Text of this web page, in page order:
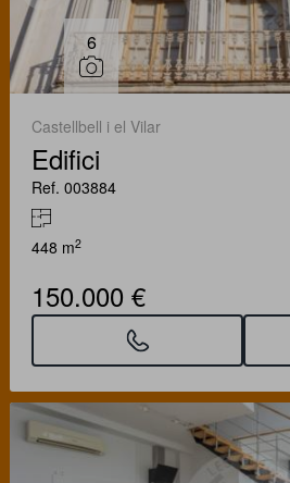
6
Castellbell i el Vilar
Edifici
Ref. 003884
448 m2
150.000 €